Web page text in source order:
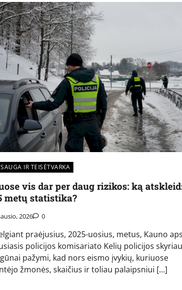
IR TEISĖTVARKA
vis dar per daug rizikos: ką
metų statistika?
2026 0
praėjusius, 2025-uosius, metus, Kauno
policijos komisariato Kelių policijos
pažymi, kad nors eismo įvykių, kuriuose
žmonės, skaičius ir toliau palaipsniui […]